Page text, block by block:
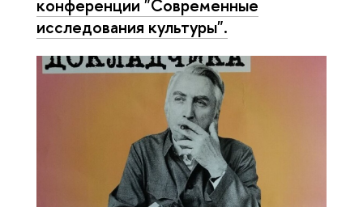
конференции "Современные
исследования культуры".